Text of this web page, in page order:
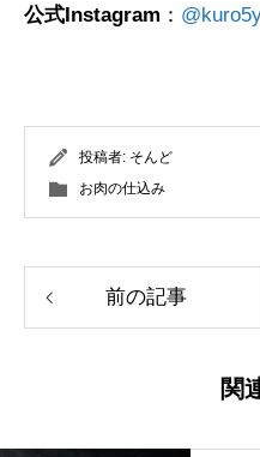
公式Instagram ：
投稿者: そんど
お肉の仕込み
前の記事
関